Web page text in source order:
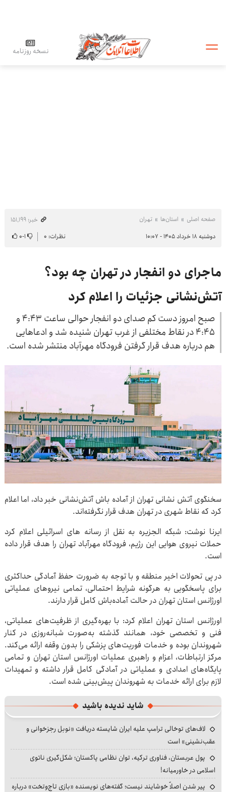
نسخه روزنامه
صفحه اصلی استان‌ها تهران
خبر: ۱۵۱٬۱۹۹
دوشنبه ۱۸ خرداد ۱۴۰۵ - ۱۰:۰۷
نظرات: ۰ ۱-۰
ماجرای دو انفجار در تهران چه بود؟
آتش‌نشانی جزئیات را اعلام کرد
صبح امروز دست کم صدای دو انفجار حوالی ساعت ۴:۴۳ و
۴:۴۵ در نقاط مختلفی از غرب تهران شنیده شد و ادعاهایی
هم درباره هدف قرار گرفتن فرودگاه مهرآباد منتشر شده است.
سخنگوی آتش نشانی تهران از آماده باش آتش‌نشانی خبر داد، اما اعلام
کرد که نقاط شهری در تهران هدف قرار نگرفته‌اند.
ایرنا نوشت: شبکه الجزیره به نقل از رسانه های اسرائیلی اعلام کرد
حملات نیروی هوایی این رژیم، فرودگاه مهرآباد تهران را هدف قرار داده
است.
در پی تحولات اخیر منطقه و با توجه به ضرورت حفظ آمادگی حداکثری
برای پاسخگویی به هرگونه شرایط احتمالی، تمامی نیروهای عملیاتی
اورژانس استان تهران در حالت آماده‌باش کامل قرار دارند.
اورژانس استان تهران اعلام کرد: با بهره‌گیری از ظرفیت‌های عملیاتی،
فنی و تخصصی خود، همانند گذشته به‌صورت شبانه‌روزی در کنار
شهروندان بوده و خدمات فوریت‌های پزشکی را بدون وقفه ارائه می‌کند.
مرکز ارتباطات، اعزام و راهبری عملیات اورژانس استان تهران و تمامی
پایگاه‌های امدادی و عملیاتی در آمادگی کامل قرار داشته و تمهیدات
لازم برای ارائه خدمات به شهروندان پیش‌بینی شده است.
شاید ندیده باشید
لاف‌های توخالی ترامپ علیه ایران شایسته دریافت «نوبل رجزخوانی و
عقب‌نشینی» است
پول عربستان، فناوری ترکیه، توان نظامی پاکستان؛ شکل‌گیری ناتوی
اسلامی در خاورمیانه!
پیر شدن اصلاً خوشایند نیست؛ گفته‌های نویسنده «بازی تاج‌وتخت» درباره